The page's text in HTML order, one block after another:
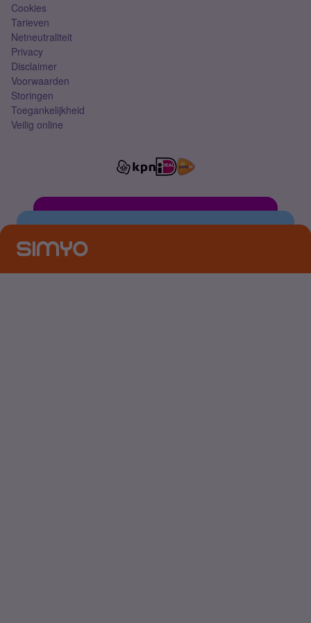
Cookies
Tarieven
Netneutraliteit
Privacy
Disclaimer
Voorwaarden
Storingen
Toegankelijkheid
Veilig online